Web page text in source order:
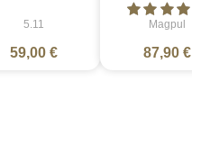
5.11
59,00 €
Magpul
87,90 €